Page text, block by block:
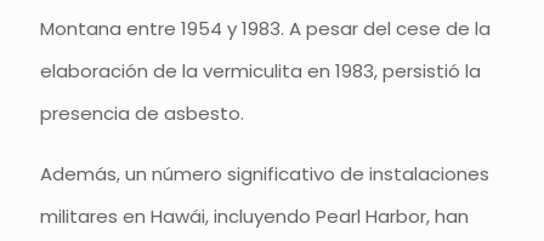
Montana entre 1954 y 1983. A pesar del cese de la
elaboración de la vermiculita en 1983, persistió la
presencia de asbesto.
Además, un número significativo de instalaciones
militares en Hawái, incluyendo Pearl Harbor, han